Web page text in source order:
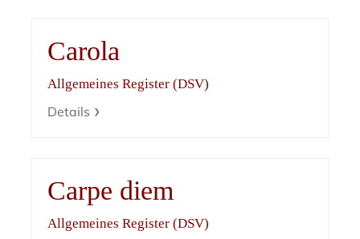
Carola
Allgemeines Register (DSV)
Details
Carpe diem
Allgemeines Register (DSV)